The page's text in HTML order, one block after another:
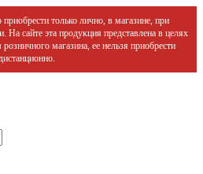
только лично, в магазине, при
На сайте эта продукция представлена в целях
магазина, ее нельзя приобрести